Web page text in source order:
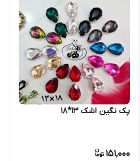
پک نگین اشک ۱۳*۱۸
151,000